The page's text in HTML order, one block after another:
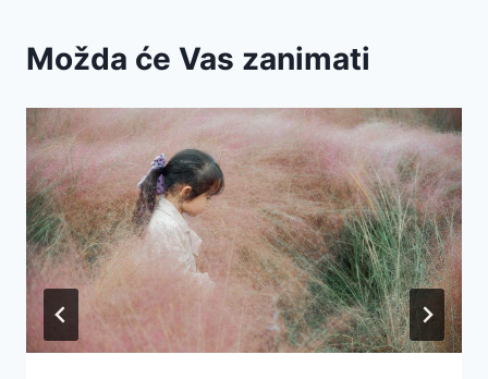
Možda će Vas zanimati